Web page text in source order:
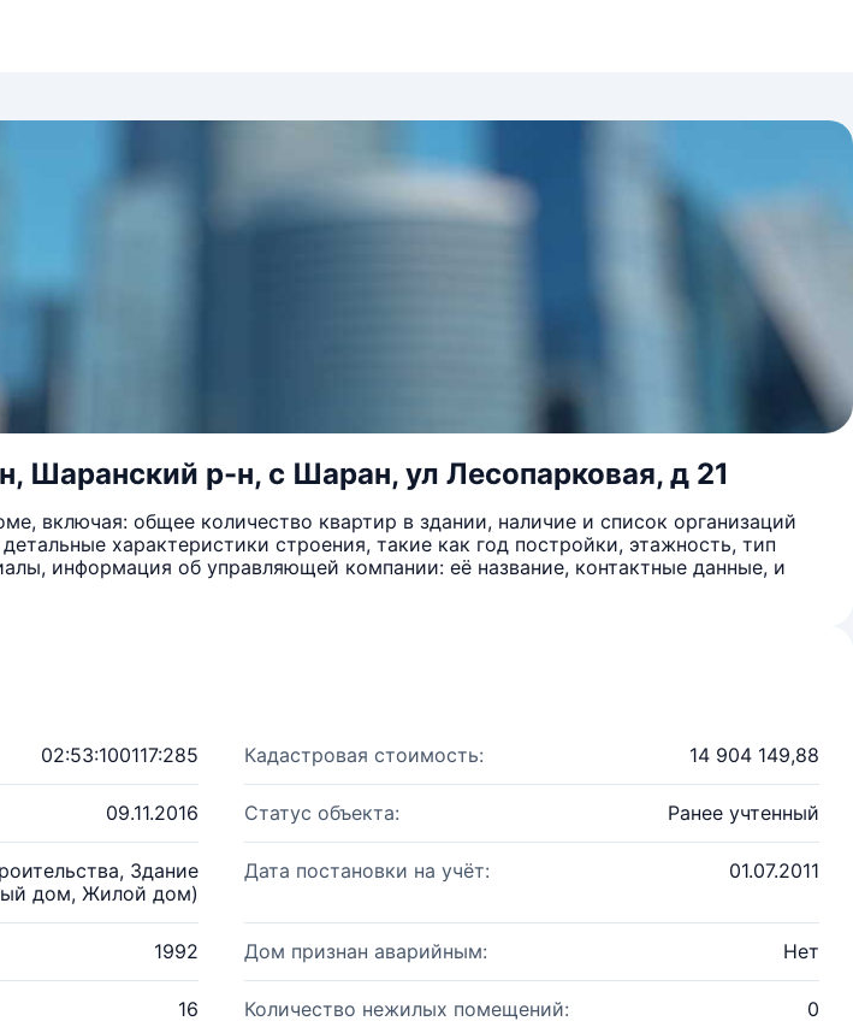
Шаранский р-н, с Шаран, ул Лесопарковая, д 21
включая: общее количество квартир в здании, наличие и список организаций
характеристики строения, такие как год постройки, этажность, тип
информация об управляющей компании: её название, контактные данные, и
02:53:100117:285 Кадастровая стоимость: 14 904 149,88
09.11.2016 Статус объекта: Ранее учтенный
Здание
дом, Жилой дом)
Дата постановки на учёт: 01.07.2011
1992 Дом признан аварийным: Нет
16 Количество нежилых помещений: 0